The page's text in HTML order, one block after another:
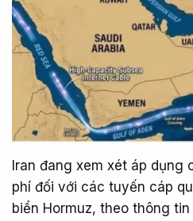
Iran đang xem xét áp dụng
phí đối với các tuyến cáp
biển Hormuz, theo thông